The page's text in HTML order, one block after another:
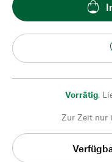
Vorrätig,
Zur Zeit nur